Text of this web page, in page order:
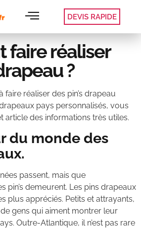
DEVIS RAPIDE
faire réaliser
?
faire réaliser des pin’s drapeau
pays personnalisés, vous
article des informations très utiles.
du monde des
passent, mais que
pin’s demeurent. Les pins drapeaux
plus appréciés. Petits et attrayants,
gens qui aiment montrer leur
Outre-Atlantique, il n’est pas rare